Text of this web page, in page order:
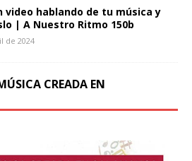
video hablando de tu música y
| A Nuestro Ritmo 150b
de 2024
CREADA EN